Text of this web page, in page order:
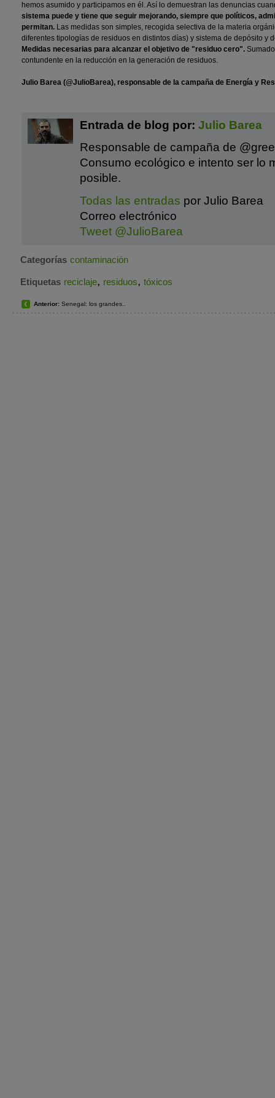
hemos asumido y participamos en él. Así lo demuestran las denuncias
sistema puede y tiene que seguir mejorando, siempre que políticos,
permitan. Las medidas son simples, recogida selectiva de la materia
diferentes tipologías de residuos en distintos días) y sistema de depósito y
Medidas necesarias para alcanzar el objetivo de "residuo cero".
contundente en la reducción en la generación de residuos.
Julio Barea (@JulioBarea), responsable de la campaña de Energía y
Entrada de blog por: Julio Barea
Responsable de campaña de
Consumo ecológico e intento ser lo
posible.
Todas las entradas por Julio Barea
Correo electrónico
Tweet @JulioBarea
Categorías contaminación
Etiquetas reciclaje, residuos, tóxicos
Anterior: Senegal: los grandes..